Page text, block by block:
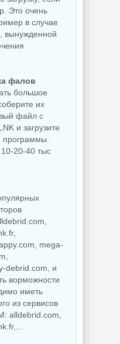
Это очень
в случае
вынужденной
фалов
большое
их
файл с
и загрузите
программы.
10-20-40 тыс
mega-
debrid.com, и
ворможности
иметь
из сервисов
alldebrid.com,